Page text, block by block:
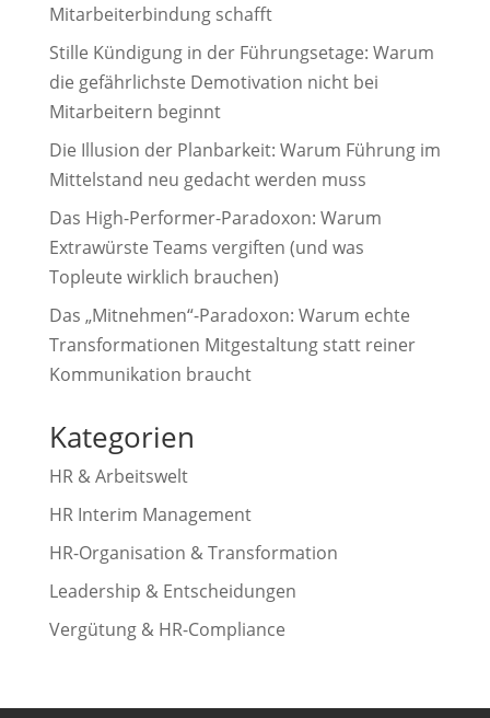
Mitarbeiterbindung schafft
Stille Kündigung in der Führungsetage: Warum
die gefährlichste Demotivation nicht bei
Mitarbeitern beginnt
Die Illusion der Planbarkeit: Warum Führung im
Mittelstand neu gedacht werden muss
Das High-Performer-Paradoxon: Warum
Extrawürste Teams vergiften (und was
Topleute wirklich brauchen)
Das „Mitnehmen“-Paradoxon: Warum echte
Transformationen Mitgestaltung statt reiner
Kommunikation braucht
Kategorien
HR & Arbeitswelt
HR Interim Management
HR-Organisation & Transformation
Leadership & Entscheidungen
Vergütung & HR-Compliance